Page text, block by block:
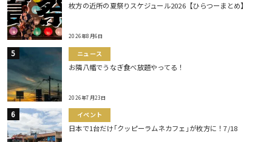
枚方の近所の夏祭りスケジュール2026【ひらつーまとめ】
2026年8月6日
ニュース
お隣八幡でうなぎ食べ放題やってる！
2026年7月23日
イベント
日本で1台だけ｢クッピーラムネカフェ｣が枚方に！7/18